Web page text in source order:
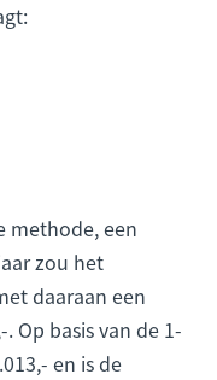
methode, een
zou het
daaraan een
Op basis van de 1-
en is de